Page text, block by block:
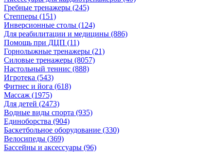
Гребные тренажеры (245)
Степперы (151)
Инверсионные столы (124)
Для реабилитации и медицины (886)
Помощь при ДЦП (11)
Горнолыжные тренажеры (21)
Силовые тренажеры (8057)
Настольный теннис (888)
Игротека (543)
Фитнес и йога (618)
Массаж (1975)
Для детей (2473)
Водные виды спорта (935)
Единоборства (904)
Баскетбольное оборудование (330)
Велосипеды (369)
Бассейны и аксессуары (96)